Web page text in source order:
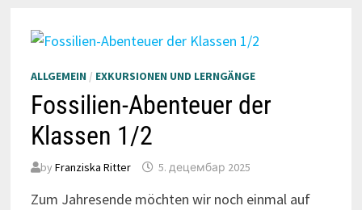
ALLGEMEIN / EXKURSIONEN UND LERNGÄNGE
Fossilien-Abenteuer der
Klassen 1/2
by Franziska Ritter 5. децембар 2025
Zum Jahresende möchten wir noch einmal auf